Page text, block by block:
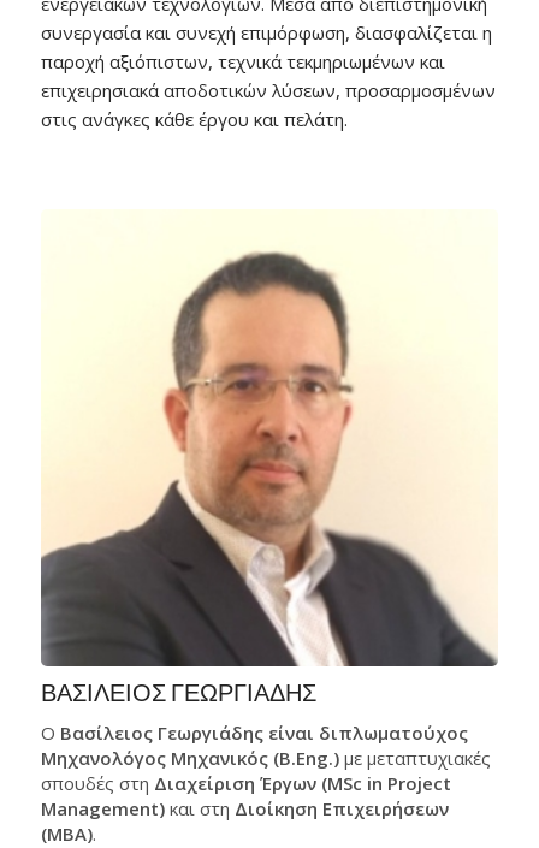
συνεργασία και συνεχή επιμόρφωση, διασφαλίζεται η
παροχή αξιόπιστων, τεχνικά τεκμηριωμένων και
επιχειρησιακά αποδοτικών λύσεων, προσαρμοσμένων
στις ανάγκες κάθε έργου και πελάτη.
ΒΑΣΙΛΕΙΟΣ ΓΕΩΡΓΙΑΔΗΣ
Ο Βασίλειος Γεωργιάδης είναι διπλωματούχος
Μηχανολόγος Μηχανικός (B.Eng.)με μεταπτυχιακές
σπουδές στη Διαχείριση Έργων (MSc in Project
Management)και στη Διοίκηση Επιχειρήσεων
(MBA).